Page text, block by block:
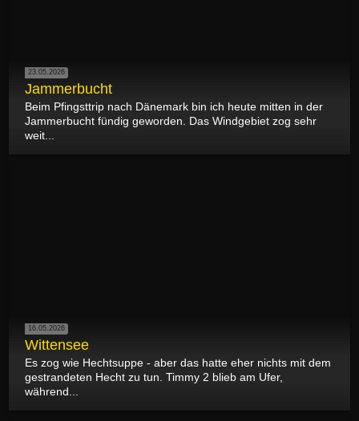
23.05.2026
Jammerbucht
Beim Pfingsttrip nach Dänemark bin ich heute mitten in der
Jammerbucht fündig geworden. Das Windgebiet zog sehr
weit...
16.05.2026
Wittensee
Es zog wie Hechtsuppe - aber das hatte eher nichts mit dem
gestrandeten Hecht zu tun. Timmy 2 blieb am Ufer,
während...